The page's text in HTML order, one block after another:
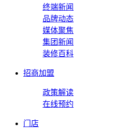
终端新闻
品牌动态
媒体聚焦
集团新闻
装修百科
招商加盟
政策解读
在线预约
门店